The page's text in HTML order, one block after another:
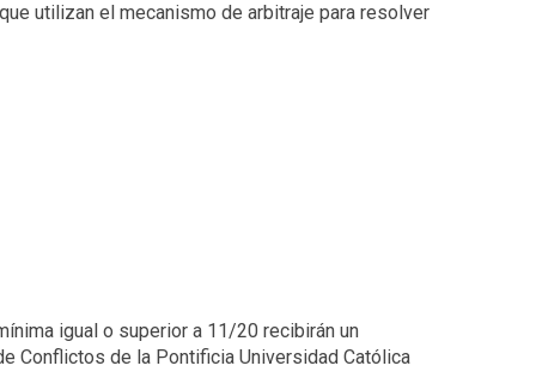
utilizan el mecanismo de arbitraje para resolver
igual o superior a 11/20 recibirán un
Conflictos de la Pontificia Universidad Católica